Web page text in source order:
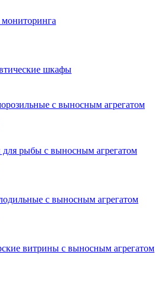
шкафы
с выносным агрегатом
рыбы с выносным агрегатом
с выносным агрегатом
витрины с выносным агрегатом